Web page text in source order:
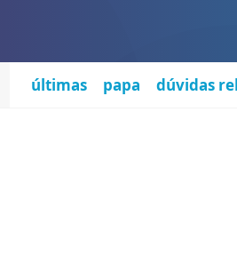
últimas papa dúvidas